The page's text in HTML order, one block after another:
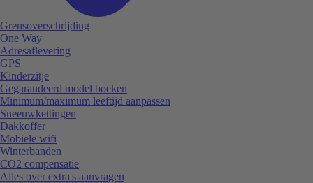
Grensoverschrijding
One Way
Adresaflevering
GPS
Kinderzitje
Gegarandeerd model boeken
Minimum/maximum leeftijd aanpassen
Sneeuwkettingen
Dakkoffer
Mobiele wifi
Winterbanden
CO2 compensatie
Alles over extra's aanvragen